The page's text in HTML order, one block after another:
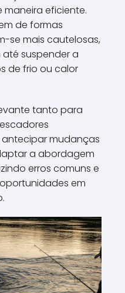
eficiente.
de formas
se mais cautelosas,
suspender a
de frio ou calor
tanto para
antecipar mudanças
a abordagem
erros comuns e
em